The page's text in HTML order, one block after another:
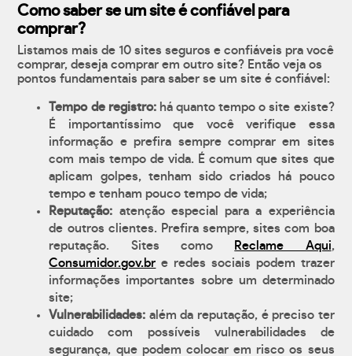
Como saber se um site é confiável para
comprar?
Listamos mais de 10 sites seguros e confiáveis pra você
comprar, deseja comprar em outro site? Então veja os
pontos fundamentais para saber se um site é confiável:
Tempo de registro:há quanto tempo o site existe?
É importantíssimo que você verifique essa
informação e prefira sempre comprar em sites
com mais tempo de vida. É comum que sites que
aplicam golpes, tenham sido criados há pouco
tempo e tenham pouco tempo de vida;
Reputação: atenção especial para a experiência
de outros clientes. Prefira sempre, sites com boa
reputação. Sites como
Reclame Aqui,
Consumidor.gov.br e redes sociais podem trazer
informações importantes sobre um determinado
site;
Vulnerabilidades: além da reputação, é preciso ter
cuidado com possíveis vulnerabilidades de
segurança, que podem colocar em risco os seus